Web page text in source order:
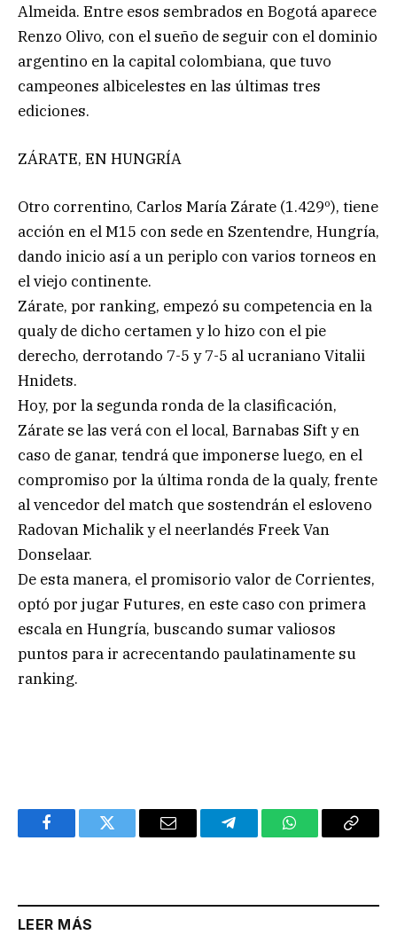
Almeida. Entre esos sembrados en Bogotá aparece
Renzo Olivo, con el sueño de seguir con el dominio
argentino en la capital colombiana, que tuvo
campeones albicelestes en las últimas tres
ediciones.
ZÁRATE, EN HUNGRÍA
Otro correntino, Carlos María Zárate (1.429º), tiene
acción en el M15 con sede en Szentendre, Hungría,
dando inicio así a un periplo con varios torneos en
el viejo continente.
Zárate, por ranking, empezó su competencia en la
qualy de dicho certamen y lo hizo con el pie
derecho, derrotando 7-5 y 7-5 al ucraniano Vitalii
Hnidets.
Hoy, por la segunda ronda de la clasificación,
Zárate se las verá con el local, Barnabas Sift y en
caso de ganar, tendrá que imponerse luego, en el
compromiso por la última ronda de la qualy, frente
al vencedor del match que sostendrán el esloveno
Radovan Michalik y el neerlandés Freek Van
Donselaar.
De esta manera, el promisorio valor de Corrientes,
optó por jugar Futures, en este caso con primera
escala en Hungría, buscando sumar valiosos
puntos para ir acrecentando paulatinamente su
ranking.
FacebookTwitter Email TelegramWhatsAppCopy
LEER MÁS